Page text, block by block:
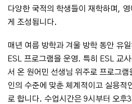
다양한 국적의 학생들이 재학하며,
게 조성됩니다.
매년 여름 방학과 겨울 방학 동안 유
ESL 프로그램을 운영. 특히 ESL 교
서 온 원어민 선생님 위주로 프로그램
인의 수준에 맞춘 체계적이고 실용적
로 합니다. 수업시간은 9시부터 오후